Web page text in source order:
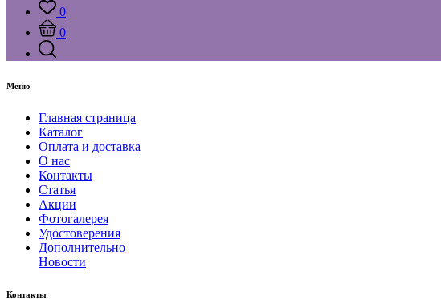
0
0
Меню
Главная страница
Каталог
Оплата и доставка
О нас
Контакты
Статья
Акции
Фотогалерея
Удостоверения
Дополнительно
Новости
Контакты